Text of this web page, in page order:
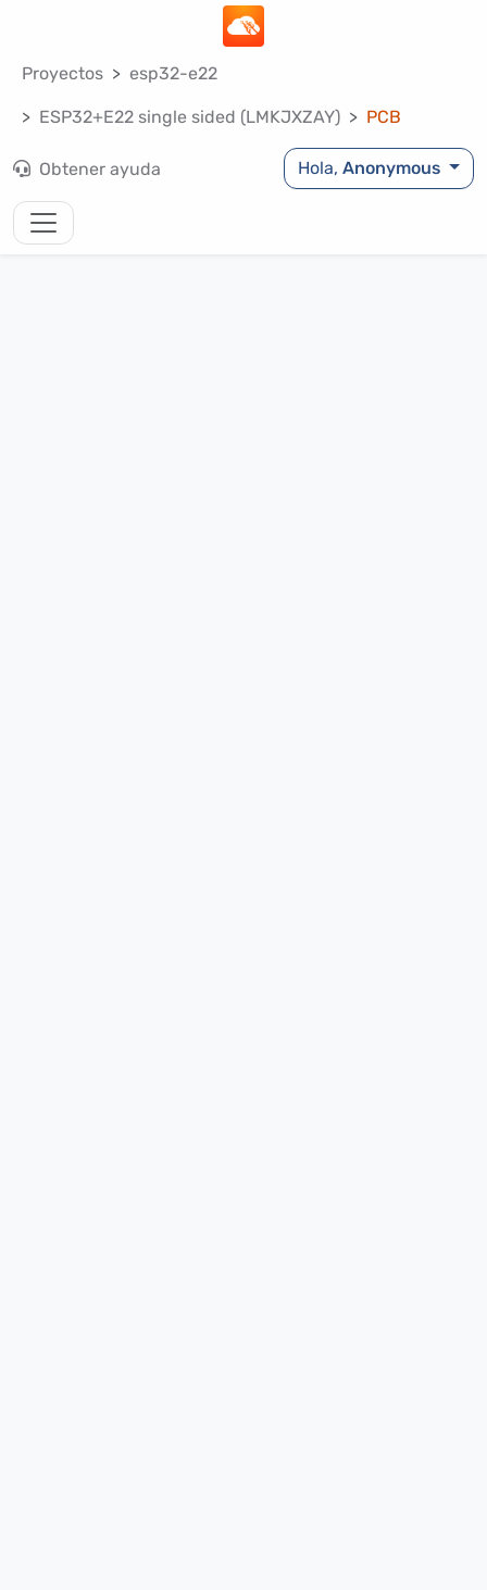
Proyectos esp32-e22
ESP32+E22 single sided (LMKJXZAY) PCB
Obtener ayuda Hola,Anonymous